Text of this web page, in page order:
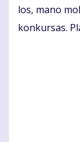
los, ma­no
kon­kur­sas.